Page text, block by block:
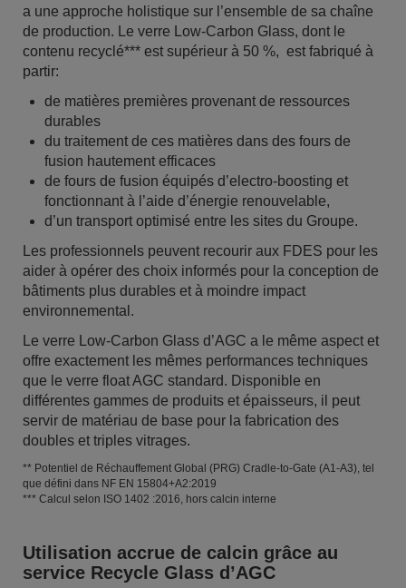
a une approche holistique sur l’ensemble de sa chaîne
de production. Le verre Low-Carbon Glass, dont le
contenu recyclé*** est supérieur à 50 %, est fabriqué à
partir:
de matières premières provenant de ressources
durables
du traitement de ces matières dans des fours de
fusion hautement efficaces
de fours de fusion équipés d’electro-boosting et
fonctionnant à l’aide d’énergie renouvelable,
d’un transport optimisé entre les sites du Groupe.
Les professionnels peuvent recourir aux FDES pour les
aider à opérer des choix informés pour la conception de
bâtiments plus durables et à moindre impact
environnemental.
Le verre Low-Carbon Glass d’AGC a le même aspect et
offre exactement les mêmes performances techniques
que le verre float AGC standard. Disponible en
différentes gammes de produits et épaisseurs, il peut
servir de matériau de base pour la fabrication des
doubles et triples vitrages.
** Potentiel de Réchauffement Global (PRG) Cradle-to-Gate (A1-A3), tel
que défini dans NF EN 15804+A2:2019
*** Calcul selon ISO 1402 :2016, hors calcin interne
Utilisation accrue de calcin grâce au
service Recycle Glass d’AGC